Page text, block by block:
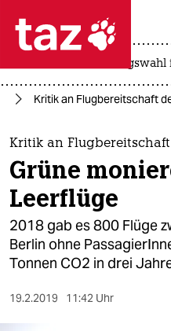
 taz
taz zahl
themen
politik
öko
gesellschaft
sport
Kritik an Flugbereitschaft
Kritik an
Grüne
Leerflüge
2018 gab es 800 Flüge
Berlin ohne
Tonnen CO2 in drei
19.2.2019 11:42 Uhr